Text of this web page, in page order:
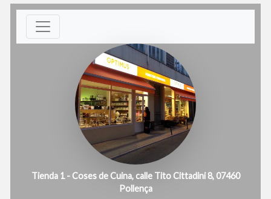
Tienda 1 - Coses de Cuina, calle Tito Cittadini 8, 07460
Pollença